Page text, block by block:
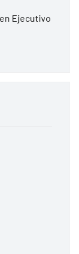
Ejecutivo